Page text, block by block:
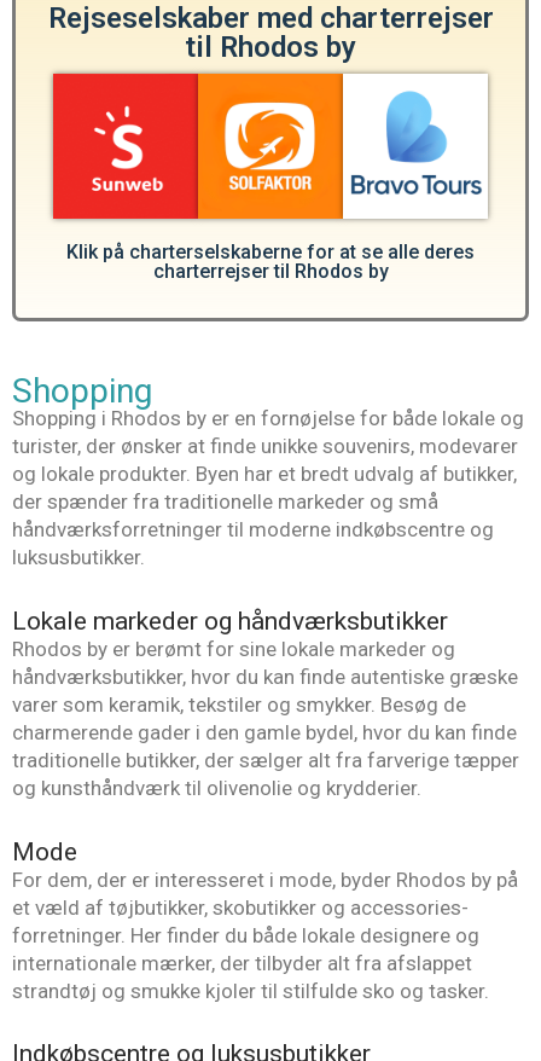
Rejseselskaber med charterrejser
til Rhodos by
Klik på charterselskaberne for at se alle deres
charterrejser til Rhodos by
Shopping
Shopping i Rhodos by er en fornøjelse for både lokale og
turister, der ønsker at finde unikke souvenirs, modevarer
og lokale produkter. Byen har et bredt udvalg af butikker,
der spænder fra traditionelle markeder og små
håndværksforretninger til moderne indkøbscentre og
luksusbutikker.
Lokale markeder og håndværksbutikker
Rhodos by er berømt for sine lokale markeder og
håndværksbutikker, hvor du kan finde autentiske græske
varer som keramik, tekstiler og smykker. Besøg de
charmerende gader i den gamle bydel, hvor du kan finde
traditionelle butikker, der sælger alt fra farverige tæpper
og kunsthåndværk til olivenolie og krydderier.
Mode
For dem, der er interesseret i mode, byder Rhodos by på
et væld af tøjbutikker, skobutikker og accessories-
forretninger. Her finder du både lokale designere og
internationale mærker, der tilbyder alt fra afslappet
strandtøj og smukke kjoler til stilfulde sko og tasker.
Indkøbscentre og luksusbutikker